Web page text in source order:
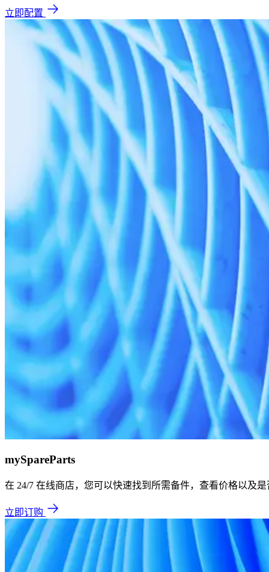
立即配置
mySpareParts
在 24/7 在线商店，您可以快速找到所需备件，查看价格以及
立即订购